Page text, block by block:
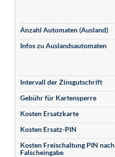
Anzahl Automaten (Ausland)
Infos zu Auslandsautomaten
Intervall der Zinsgutschrift
Gebühr für Kartensperre
Kosten Ersatzkarte
Kosten Ersatz-PIN
Kosten Freischaltung PIN nach
Falscheingabe